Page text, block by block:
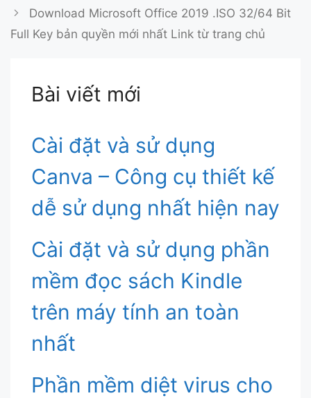
Download Microsoft Office 2019 .ISO 32/64 Bit
Full Key bản quyền mới nhất Link từ trang chủ
Bài viết mới
Cài đặt và sử dụng
Canva – Công cụ thiết kế
dễ sử dụng nhất hiện nay
Cài đặt và sử dụng phần
mềm đọc sách Kindle
trên máy tính an toàn
nhất
Phần mềm diệt virus cho